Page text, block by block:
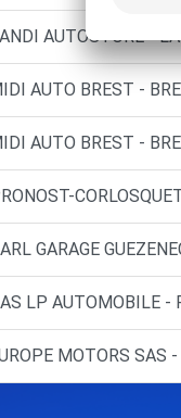
AUTOSTORE -
AUTO BREST -
AUTO BREST -
GARAGE
LP AUTOMOBILE -
MOTORS SAS